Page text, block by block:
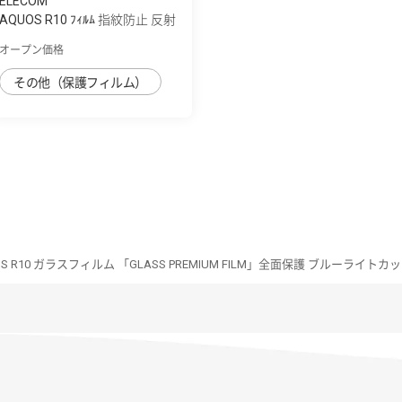
AQUOS R10 ﾌｨﾙﾑ 指紋防止 反射
オープン価格
その他（保護フィルム）
R10 ガラスフィルム 「GLASS PREMIUM FILM」全面保護 ブルーライトカ